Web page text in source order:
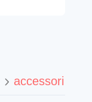
accessori